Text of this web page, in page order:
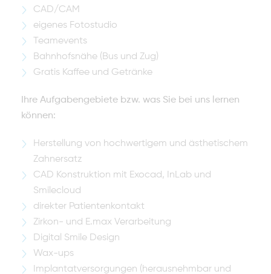
CAD/CAM
eigenes Fotostudio
Teamevents
Bahnhofsnähe (Bus und Zug)
Gratis Kaffee und Getränke
Ihre Aufgabengebiete bzw. was Sie bei uns lernen
können:
Herstellung von hochwertigem und ästhetischem
Zahnersatz
CAD Konstruktion mit Exocad, InLab und
Smilecloud
direkter Patientenkontakt
Zirkon- und E.max Verarbeitung
Digital Smile Design
Wax-ups
Implantatversorgungen (herausnehmbar und